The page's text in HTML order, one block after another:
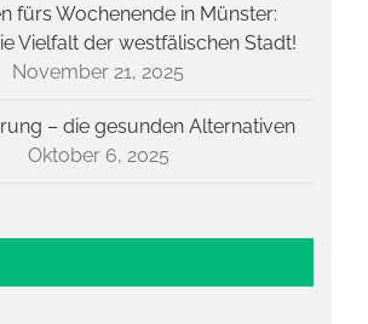
fürs Wochenende in Münster:
Vielfalt der westfälischen Stadt!
November 21, 2025
– die gesunden Alternativen
Oktober 6, 2025